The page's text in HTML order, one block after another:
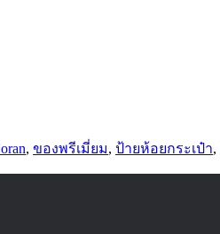
, ของพรีเมี่ยม, ป้ายห้อยกระเป๋า,